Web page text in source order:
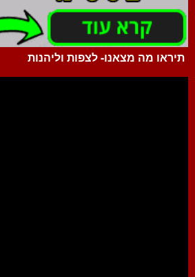
תיראו מה מצאנו- לצפות וליהנות